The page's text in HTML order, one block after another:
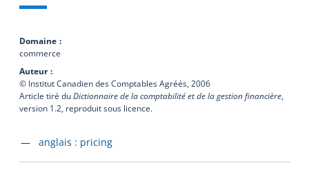
Domaine
commerce
Auteur
© Institut Canadien des Comptables Agréés, 2006
Article tiré duDictionnaire de la comptabilité et de la gestion financière,
version 1.2, reproduit sous licence.
Accéder à la fiche en
anglais : pricing